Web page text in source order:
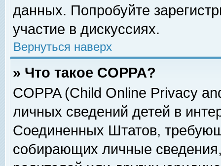
данных. Попробуйте
участие в дискуссиях.
Вернуться наверх
» Что такое COPPA?
COPPA (Child Online Privacy
личных сведений детей в
Соединенных Штатов,
собирающих личные